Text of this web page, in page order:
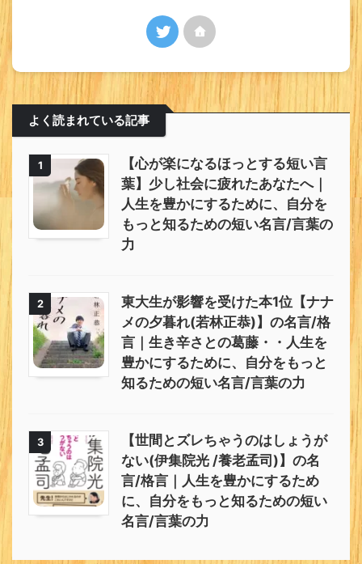
よく読まれている記事
1
【心が楽になるほっとする短い言
葉】少し社会に疲れたあなたへ｜
人生を豊かにするために、自分を
もっと知るための短い名言/言葉の
力
2
東大生が影響を受けた本1位【ナナ
メの夕暮れ(若林正恭)】の名言/格
言｜生き辛さとの葛藤・・人生を
豊かにするために、自分をもっと
知るための短い名言/言葉の力
3
【世間とズレちゃうのはしょうが
ない(伊集院光 /養老孟司)】の名
言/格言｜人生を豊かにするため
に、自分をもっと知るための短い
名言/言葉の力